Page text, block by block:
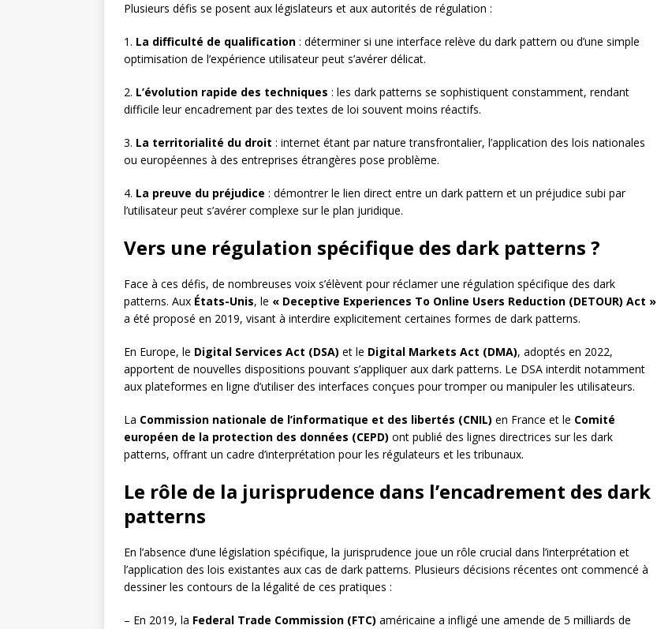
Plusieurs défis se posent aux législateurs et aux autorités de régulation :
1. La difficulté de qualification : déterminer si une interface relève du dark pattern ou d’une simple
optimisation de l’expérience utilisateur peut s’avérer délicat.
2. L’évolution rapide des techniques : les dark patterns se sophistiquent constamment, rendant
difficile leur encadrement par des textes de loi souvent moins réactifs.
3. La territorialité du droit : internet étant par nature transfrontalier, l’application des lois nationales
ou européennes à des entreprises étrangères pose problème.
4. La preuve du préjudice : démontrer le lien direct entre un dark pattern et un préjudice subi par
l’utilisateur peut s’avérer complexe sur le plan juridique.
Vers une régulation spécifique des dark patterns ?
Face à ces défis, de nombreuses voix s’élèvent pour réclamer une régulation spécifique des dark
patterns. Aux États-Unis, le « Deceptive Experiences To Online Users Reduction (DETOUR) Act »
a été proposé en 2019, visant à interdire explicitement certaines formes de dark patterns.
En Europe, le Digital Services Act (DSA) et le Digital Markets Act (DMA), adoptés en 2022,
apportent de nouvelles dispositions pouvant s’appliquer aux dark patterns. Le DSA interdit notamment
aux plateformes en ligne d’utiliser des interfaces conçues pour tromper ou manipuler les utilisateurs.
La Commission nationale de l’informatique et des libertés (CNIL) en France et le Comité
européen de la protection des données (CEPD) ont publié des lignes directrices sur les dark
patterns, offrant un cadre d’interprétation pour les régulateurs et les tribunaux.
Le rôle de la jurisprudence dans l’encadrement des dark
patterns
En l’absence d’une législation spécifique, la jurisprudence joue un rôle crucial dans l’interprétation et
l’application des lois existantes aux cas de dark patterns. Plusieurs décisions récentes ont commencé à
dessiner les contours de la légalité de ces pratiques :
– En 2019, la Federal Trade Commission (FTC) américaine a infligé une amende de 5 milliards de